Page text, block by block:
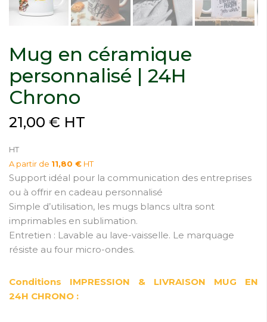
Mug en céramique
personnalisé | 24H
Chrono
21,00 € HT
HT
A partir de 11,80 € HT
Support idéal pour la communication des entreprises
ou à offrir en cadeau personnalisé
Simple d’utilisation, les mugs blancs ultra sont
imprimables en sublimation.
Entretien : Lavable au lave-vaisselle. Le marquage
résiste au four micro-ondes.
Conditions IMPRESSION & LIVRAISON MUG EN
24H CHRONO :